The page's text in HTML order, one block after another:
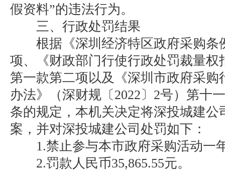
假资料”的违法行为。
三、行政处罚结果
根据《深圳经济特区政府采购条
项、《财政部门行使行政处罚裁量权
第一款第二项以及《深圳市政府采购
办法》（深财规〔2022〕2号）第十
条的规定，本机关决定将深投城建公
案，并对深投城建公司处罚如下：
1.禁止参与本市政府采购活动一
2.罚款人民币35,865.55元。